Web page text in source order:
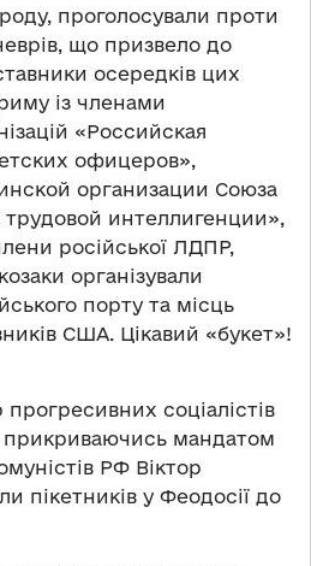
проголосували проти
що призвело до
осередків цих
із членами
«Российская
офицеров»,
организации Союза
интеллигенции»,
російської ЛДПР,
організували
порту та місць
США. Цікавий «букет»!
соціалістів
прикриваючись мандатом
РФ Віктор
пікетників у Феодосії до